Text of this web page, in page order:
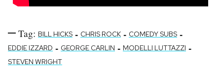
Tag: BILL HICKS - CHRIS ROCK - COMEDY SUBS -
EDDIE IZZARD - GEORGE CARLIN - MODELLI LUTTAZZI -
STEVEN WRIGHT